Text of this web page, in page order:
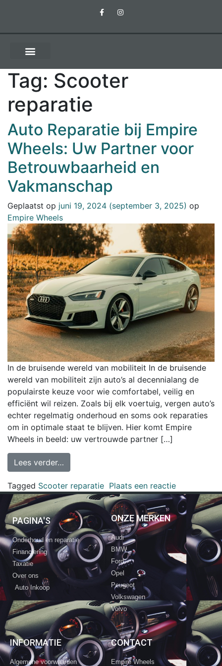
Tag: Scooter
reparatie
Auto Reparatie bij Empire
Wheels: Uw Partner voor
Betrouwbaarheid en
Vakmanschap
Geplaatst op juni 19, 2024 (september 3, 2025) op
Empire Wheels
In de bruisende wereld van mobiliteit In de bruisende
wereld van mobiliteit zijn auto’s al decennialang de
populairste keuze voor wie comfortabel, veilig en
efficiënt wil reizen. Zoals bij elk voertuig, vergen auto’s
echter regelmatig onderhoud en soms ook reparaties
om in optimale staat te blijven. Hier komt Empire
Wheels in beeld: uw vertrouwde partner […]
Lees verder…
Tagged Scooter reparatie Plaats een reactie
PAGINA'S
Onderhoud en reparatie
Financiering
Taxatie
Over ons
Auto Inkoop
ONZE MERKEN
Audi
BMW
Ford
Opel
Peugeot
Volkswagen
Volvo
INFORMATIE
Algemene voorwaarden
CONTACT
Empire Wheels